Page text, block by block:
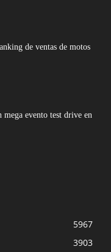
de ventas de motos
evento test drive en
5967
3903